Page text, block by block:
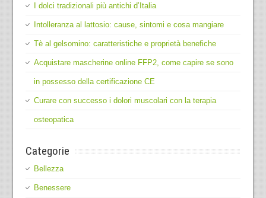
I dolci tradizionali più antichi d’Italia
Intolleranza al lattosio: cause, sintomi e cosa mangiare
Tè al gelsomino: caratteristiche e proprietà benefiche
Acquistare mascherine online FFP2, come capire se sono
in possesso della certificazione CE
Curare con successo i dolori muscolari con la terapia
osteopatica
Categorie
Bellezza
Benessere